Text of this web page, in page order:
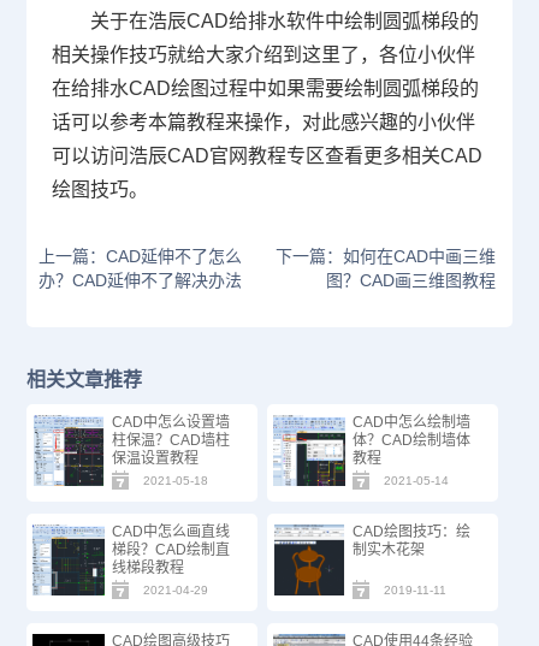
关于在浩辰CAD给排水软件中绘制圆弧梯段的
相关操作技巧就给大家介绍到这里了，各位小伙伴
在给排水CAD绘图过程中如果需要绘制圆弧梯段的
话可以参考本篇教程来操作，对此感兴趣的小伙伴
可以访问浩辰CAD官网教程专区查看更多相关CAD
绘图技巧。
上一篇：CAD延伸不了怎么
办？CAD延伸不了解决办法
下一篇：如何在CAD中画三维
图？CAD画三维图教程
相关文章推荐
CAD中怎么设置墙
柱保温？CAD墙柱
保温设置教程
2021-05-18
CAD中怎么绘制墙
体？CAD绘制墙体
教程
2021-05-14
CAD中怎么画直线
梯段？CAD绘制直
线梯段教程
2021-04-29
CAD绘图技巧：绘
制实木花架
2019-11-11
CAD绘图高级技巧 CAD使用44条经验